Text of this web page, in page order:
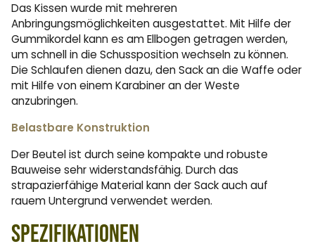
Das Kissen wurde mit mehreren
Anbringungsmöglichkeiten ausgestattet. Mit Hilfe der
Gummikordel kann es am Ellbogen getragen werden,
um schnell in die Schussposition wechseln zu können.
Die Schlaufen dienen dazu, den Sack an die Waffe oder
mit Hilfe von einem Karabiner an der Weste
anzubringen.
Belastbare Konstruktion
Der Beutel ist durch seine kompakte und robuste
Bauweise sehr widerstandsfähig. Durch das
strapazierfähige Material kann der Sack auch auf
rauem Untergrund verwendet werden.
Spezifikationen